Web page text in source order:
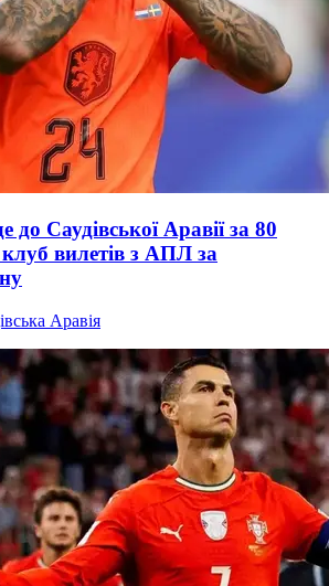
до Саудівської Аравії за 80
вилетів з АПЛ за
Аравія